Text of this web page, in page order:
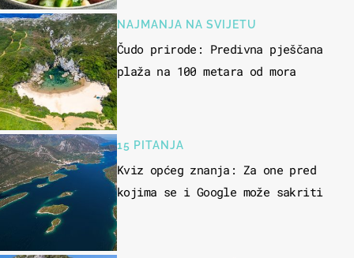
NAJMANJA NA SVIJETU
Čudo prirode: Predivna pješčana
plaža na 100 metara od mora
15 PITANJA
Kviz općeg znanja: Za one pred
kojima se i Google može sakriti